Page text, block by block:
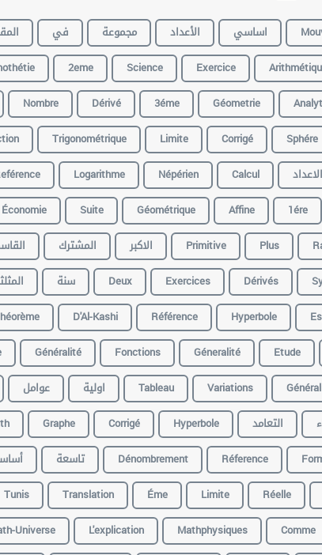
في مجموعة الأعداد اساسي
2eme Science Exercice
Nombre Dérivé 3éme Géometrie
Trigonométrique Limite Corrigé Sphére
Logarithme Népérien Calcul الاعداد
Économie Suite Géométrique Affine 1ére
المشترك الاكبر Primitive Plus
سنة Deux Exercices Dérivés
D'Al-Kashi Référence Hyperbole
Généralité Fonctions Géneralité Etude
عوامل اولية Tableau Variations
Graphe Corrigé Hyperbole التعامد
تاسعة Dénombrement Réference
Tunis Translation Éme Limite Réelle
Universe L'explication Mathphysiques Comme